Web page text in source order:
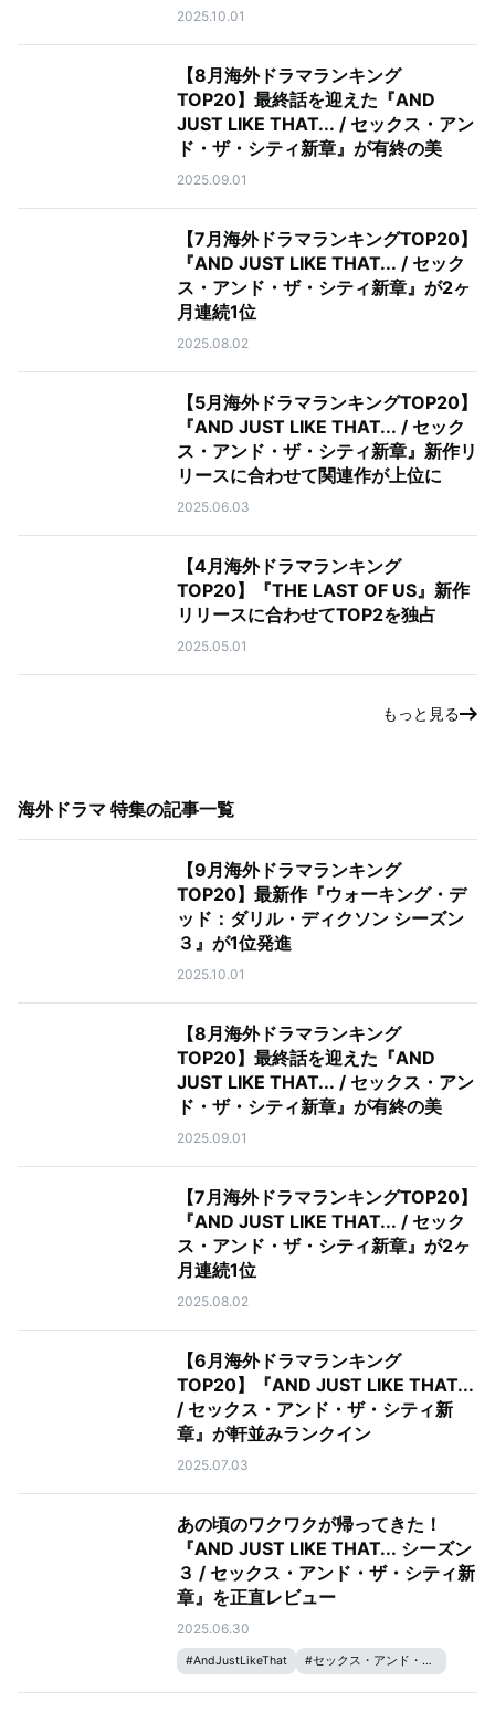
2025.10.01
【8月海外ドラマランキング
TOP20】最終話を迎えた『AND
JUST LIKE THAT... / セックス・アン
ド・ザ・シティ新章』が有終の美
2025.09.01
【7月海外ドラマランキングTOP20】
『AND JUST LIKE THAT... / セック
ス・アンド・ザ・シティ新章』が2ヶ
月連続1位
2025.08.02
【5月海外ドラマランキングTOP20】
『AND JUST LIKE THAT... / セック
ス・アンド・ザ・シティ新章』新作リ
リースに合わせて関連作が上位に
2025.06.03
【4月海外ドラマランキング
TOP20】『THE LAST OF US』新作
リリースに合わせてTOP2を独占
2025.05.01
もっと見る
海外ドラマ 特集の記事一覧
【9月海外ドラマランキング
TOP20】最新作『ウォーキング・デ
ッド：ダリル・ディクソン シーズン
３』が1位発進
2025.10.01
【8月海外ドラマランキング
TOP20】最終話を迎えた『AND
JUST LIKE THAT... / セックス・アン
ド・ザ・シティ新章』が有終の美
2025.09.01
【7月海外ドラマランキングTOP20】
『AND JUST LIKE THAT... / セック
ス・アンド・ザ・シティ新章』が2ヶ
月連続1位
2025.08.02
【6月海外ドラマランキング
TOP20】『AND JUST LIKE THAT...
/ セックス・アンド・ザ・シティ新
章』が軒並みランクイン
2025.07.03
あの頃のワクワクが帰ってきた！
『AND JUST LIKE THAT... シーズン
３ / セックス・アンド・ザ・シティ新
章』を正直レビュー
2025.06.30
#AndJustLikeThat #セックス・アンド・ザ・シティ